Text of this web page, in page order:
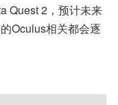
Quest 2，预计未来
Oculus相关都会逐